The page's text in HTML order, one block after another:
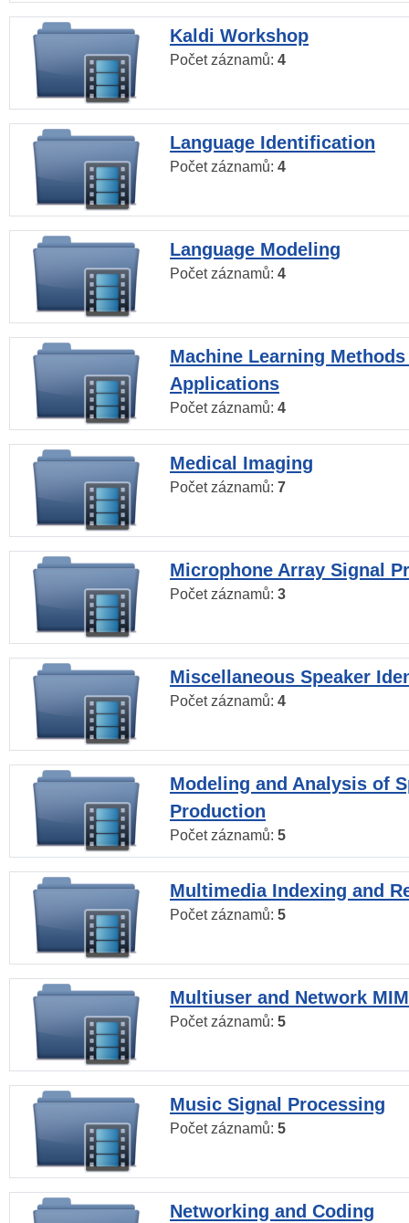
Kaldi Workshop
Počet záznamů: 4
Language Identification
Počet záznamů: 4
Language Modeling
Počet záznamů: 4
Machine Learning
Applications
Počet záznamů: 4
Medical Imaging
Počet záznamů: 7
Microphone Array Signal
Počet záznamů: 3
Miscellaneous Speaker
Počet záznamů: 4
Modeling and Analysis of
Production
Počet záznamů: 5
Multimedia Indexing and
Počet záznamů: 5
Multiuser and Network
Počet záznamů: 5
Music Signal Processing
Počet záznamů: 5
Networking and Coding